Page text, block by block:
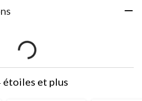
étoiles et plus